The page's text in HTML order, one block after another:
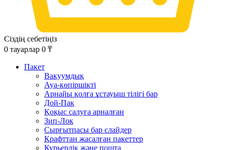
Сіздің себетіңіз
0 тауарлар 0 ₸
Пакет
Вакуумдық
Ауа-көпіршікті
Арнайы қолға ұстауыш тілігі бар
Дой-Пак
Қоқыс салуға арналған
Зип-Лок
Сырғытпасы бар слайдер
Крафттан жасалған пакеттер
Курьерлік және пошта